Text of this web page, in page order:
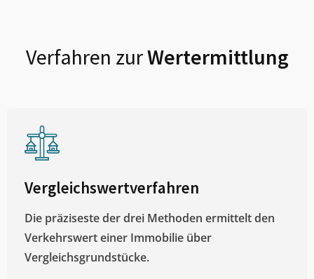
Verfahren zurWertermittlung
Vergleichswertverfahren
Die präziseste der drei Methoden ermittelt den
Verkehrswert einer Immobilie über
Vergleichsgrundstücke.